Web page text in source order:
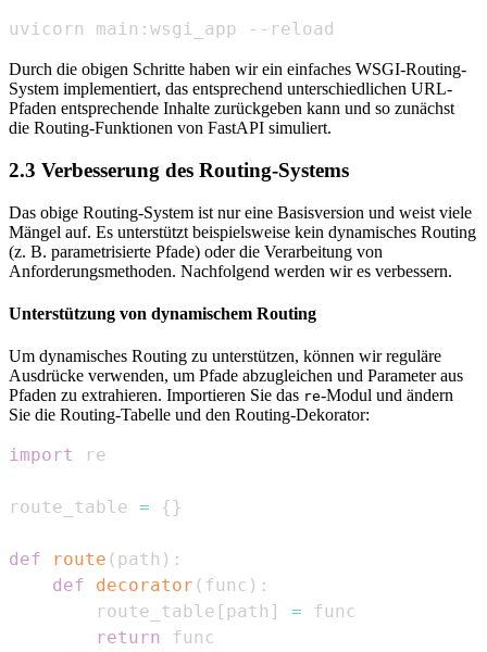
uvicorn main:wsgi_app --reload
Durch die obigen Schritte haben wir ein einfaches WSGI-Routing-
System implementiert, das entsprechend unterschiedlichen URL-
Pfaden entsprechende Inhalte zurückgeben kann und so zunächst
die Routing-Funktionen von FastAPI simuliert.
2.3 Verbesserung des Routing-Systems
Das obige Routing-System ist nur eine Basisversion und weist viele
Mängel auf. Es unterstützt beispielsweise kein dynamisches Routing
(z. B. parametrisierte Pfade) oder die Verarbeitung von
Anforderungsmethoden. Nachfolgend werden wir es verbessern.
Unterstützung von dynamischem Routing
Um dynamisches Routing zu unterstützen, können wir reguläre
Ausdrücke verwenden, um Pfade abzugleichen und Parameter aus
Pfaden zu extrahieren. Importieren Sie das re-Modul und ändern
Sie die Routing-Tabelle und den Routing-Dekorator:
import
route_table = { }
def route ( path ) :
def
decorator ( func ) :
        route_table
[ path ] =
return